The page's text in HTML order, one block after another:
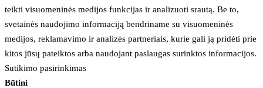
teikti visuomeninės medijos funkcijas ir analizuoti srautą. Be to,
svetainės naudojimo informaciją bendriname su visuomeninės
medijos, reklamavimo ir analizės partneriais, kurie gali ją pridėti prie
kitos jūsų pateiktos arba naudojant paslaugas surinktos informacijos.
Sutikimo pasirinkimas
Būtini